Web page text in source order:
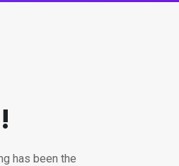
has been the